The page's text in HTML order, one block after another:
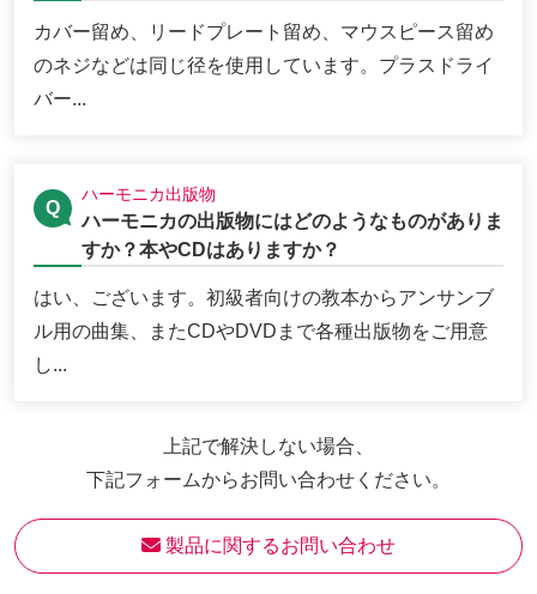
カバー留め、リードプレート留め、マウスピース留め
のネジなどは同じ径を使用しています。プラスドライ
バー...
ハーモニカ出版物
ハーモニカの出版物にはどのようなものがありま
すか？本やCDはありますか？
はい、ございます。初級者向けの教本からアンサンブ
ル用の曲集、またCDやDVDまで各種出版物をご用意
し...
上記で解決しない場合、
下記フォームからお問い合わせください。
製品に関するお問い合わせ